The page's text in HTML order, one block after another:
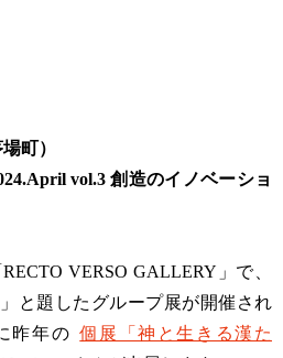
町）
vol.3 創造のイノベーショ
VERSO GALLERY」で、
と題したグループ展が開催され
昨年の 個展「神と生きる漢た